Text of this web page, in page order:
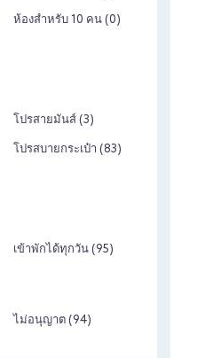
ห้องสำหรับ 10 คน (0)
โปรสายมันส์ (3)
โปรสบายกระเป๋า (83)
เข้าพักได้ทุกวัน ( 95)
ไม่อนุญาต ( 94)